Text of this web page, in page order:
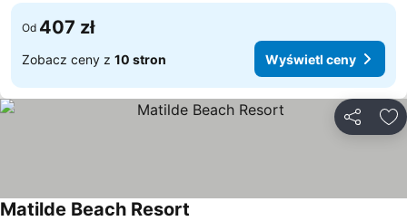
Od 407 zł
Zobacz ceny z 10 stron Wyświetl ceny
Matilde Beach Resort